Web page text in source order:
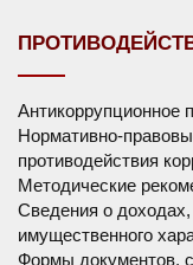
Антикоррупционное
Нормативно-
противодействия
Методические
Сведения о
имущественного
Формы документов,